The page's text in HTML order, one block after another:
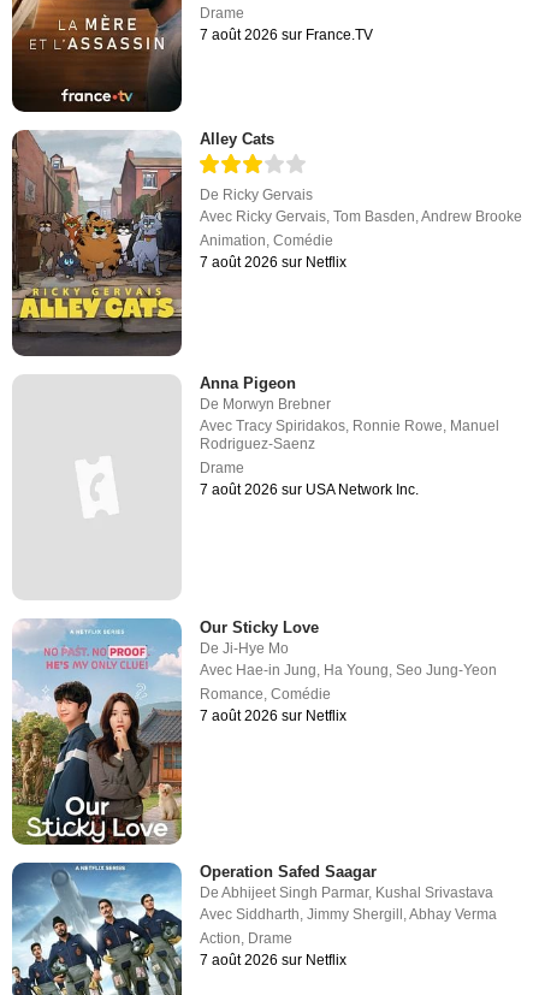
Drame
7 août 2026 sur France.TV
Alley Cats
De Ricky Gervais
Avec Ricky Gervais ,Tom Basden ,Andrew Brooke
Animation ,Comédie
7 août 2026 sur Netflix
Anna Pigeon
De Morwyn Brebner
AvecTracy Spiridakos, Ronnie Rowe, Manuel
Rodriguez-Saenz
Drame
7 août 2026 sur USA Network Inc.
Our Sticky Love
DeJi-Hye Mo
Avec Hae-in Jung, Ha Young,Seo Jung-Yeon
Romance,Comédie
7 août 2026 sur Netflix
Operation Safed Saagar
DeAbhijeet Singh Parmar, Kushal Srivastava
AvecSiddharth,Jimmy Shergill ,Abhay Verma
Action, Drame
7 août 2026 sur Netflix